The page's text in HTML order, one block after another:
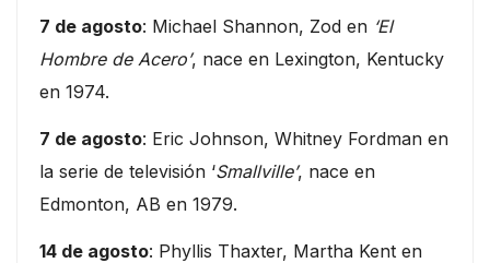
7 de agosto: Michael Shannon, Zod en ‘El
Hombre de Acero’, nace en Lexington, Kentucky
en 1974.
7 de agosto: Eric Johnson, Whitney Fordman en
la serie de televisión ‘Smallville’, nace en
Edmonton, AB en 1979.
14 de agosto: Phyllis Thaxter, Martha Kent en